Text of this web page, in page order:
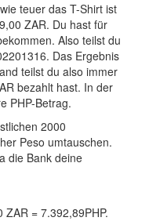
teuer das T-Shirt ist
ZAR. Du hast für
Also teilst du
Das Ergebnis
teilst du also immer
bezahlt hast. In der
PHP-Betrag.
2000
Peso umtauschen.
die Bank deine
= 7.392,89PHP.